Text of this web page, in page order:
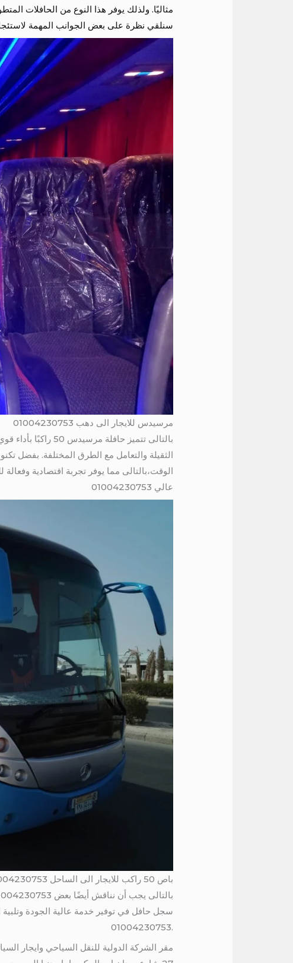
مثاليًا. ولذلك يوفر هذا النوع من الحافلات
سنلقي نظرة على بعض الجوانب المهمة
مرسيدس للايجار الى دهب 01004230753
الثقيلة والتعامل مع الطرق المختلفة. بفضل
الوقت،بالتالى مما يوفر تجربة اقتصادية
عالي 01004230753
باص 50 راكب للايجار الى الساحل 01004230753
سجل حافل في توفير خدمة عالية الجودة وتلبية
.01004230753
مقر الشركة الدولية للنقل السياحي وايجار